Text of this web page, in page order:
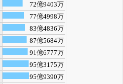
72億9403万
77億4998万
83億4836万
87億5684万
91億6777万
95億3175万
95億9390万